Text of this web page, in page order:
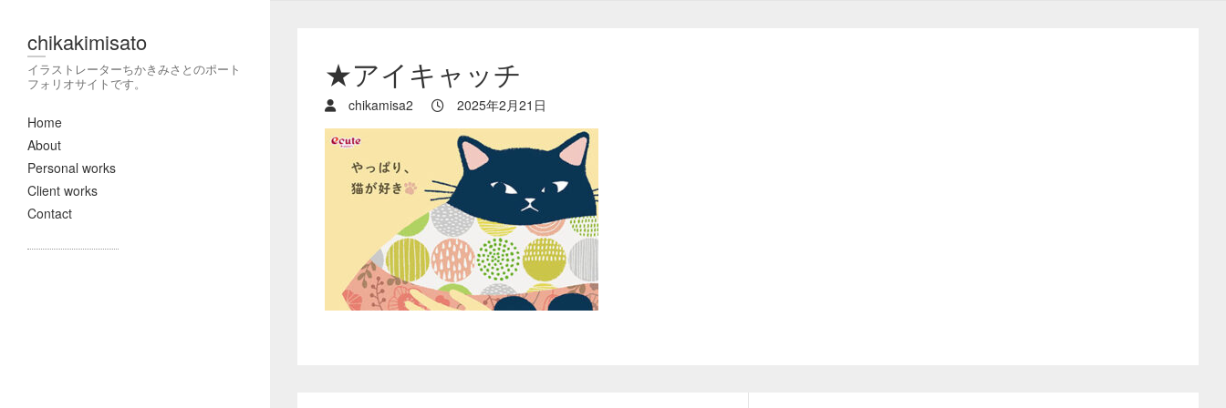
chikakimisato
イラストレーターちかきみさとのポート
フォリオサイトです。
Home
About
Personal works
Client works
Contact
★アイキャッチ
chikamisa2 2025年2月21日